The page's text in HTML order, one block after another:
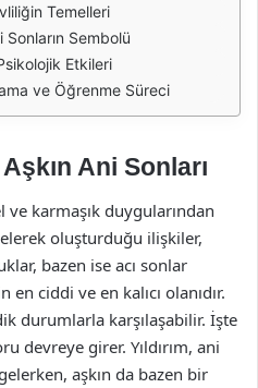
Temelleri
Sonların Sembolü
Etkileri
ve Öğrenme Süreci
Ani Sonları
ve karmaşık duygularından
oluşturduğu ilişkiler,
bazen ise acı sonlar
ciddi ve en kalıcı olanıdır.
durumlarla karşılaşabilir. İşte
devreye girer. Yıldırım, ani
aşkın da bazen bir